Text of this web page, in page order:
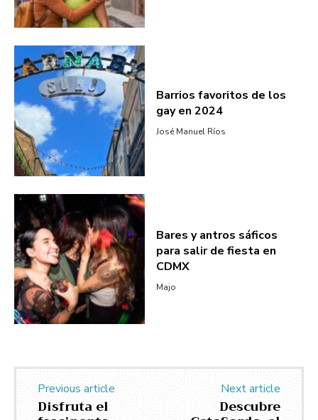
Barrios favoritos de los
gay en 2024
José Manuel Ríos
Bares y antros sáficos
para salir de fiesta en
CDMX
Majo
Previous article
Disfruta el
Next article
Descubre